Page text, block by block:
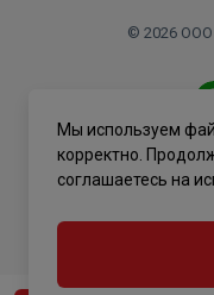
© 2026
Мы используем
корректно.
соглашаетесь на